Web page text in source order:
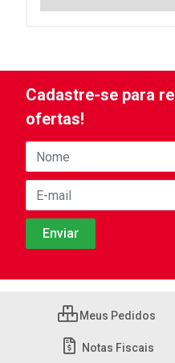
Cadastre-se para
ofertas!
Meus Pedidos
Notas Fiscais